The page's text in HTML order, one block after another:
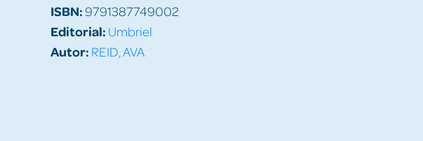
ISBN:9791387749002
Editorial: Umbriel
Autor: REID, AVA